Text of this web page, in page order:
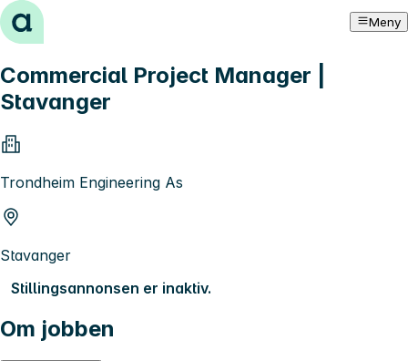
Hopp til innhold Meny
Commercial Project Manager |
Stavanger
Trondheim Engineering As
Stavanger
Stillingsannonsen er inaktiv.
Om jobben